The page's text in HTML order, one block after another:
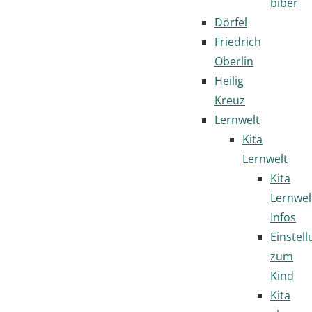
Dörfel
Friedrich
Oberlin
Heilig
Kreuz
Lernwelt
Kita
Lernwelt
Kita
Infos
zum
Kind
Kita